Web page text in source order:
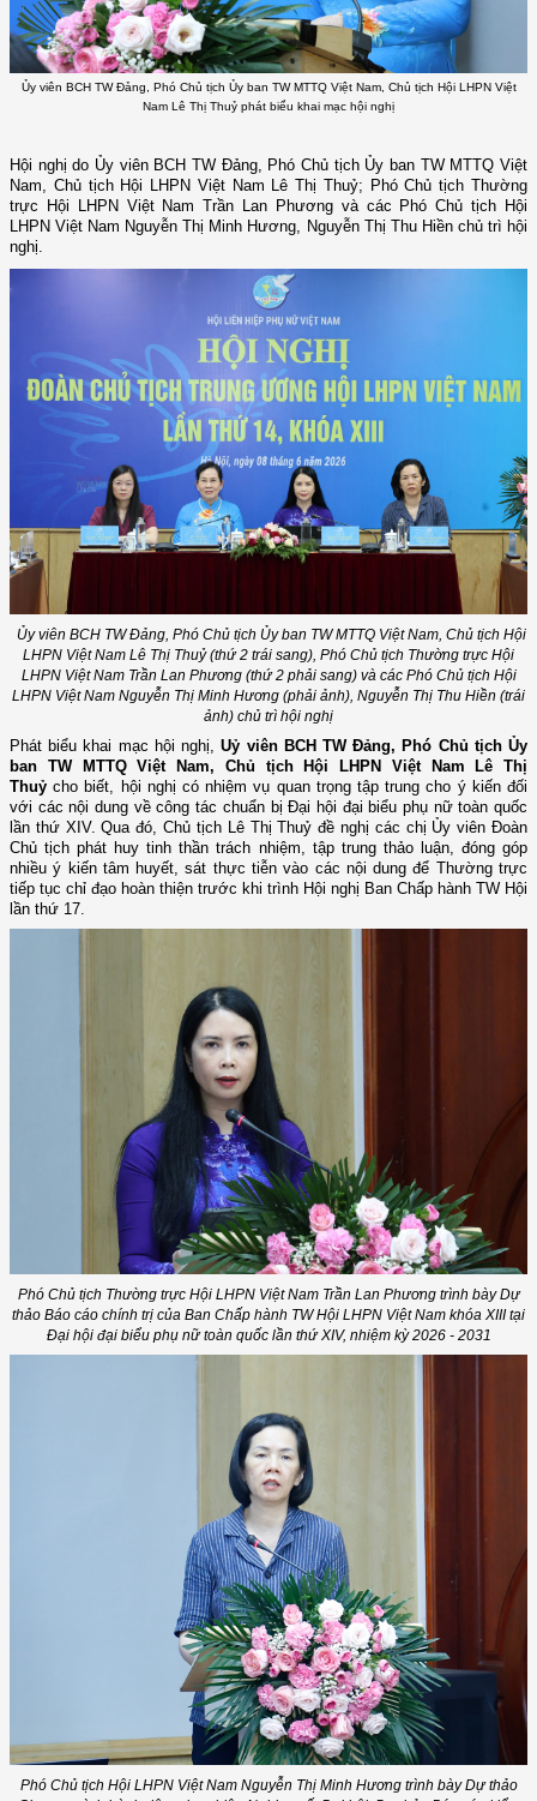
Ủy viên BCH TW Đảng, Phó Chủ tịch Ủy ban TW MTTQ Việt Nam, Chủ tịch Hội LHPN Việt
Nam Lê Thị Thuỷ phát biểu khai mạc hội nghị
Hội nghị do Ủy viên BCH TW Đảng, Phó Chủ tịch Ủy ban TW MTTQ Việt
Nam, Chủ tịch Hội LHPN Việt Nam Lê Thị Thuỷ; Phó Chủ tịch Thường
trực Hội LHPN Việt Nam Trần Lan Phương và các Phó Chủ tịch Hội
LHPN Việt Nam Nguyễn Thị Minh Hương, Nguyễn Thị Thu Hiền chủ trì hội
nghị.
Ủy viên BCH TW Đảng, Phó Chủ tịch Ủy ban TW MTTQ Việt Nam, Chủ tịch Hội
LHPN Việt Nam Lê Thị Thuỷ (thứ 2 trái sang), Phó Chủ tịch Thường trực Hội
LHPN Việt Nam Trần Lan Phương (thứ 2 phải sang) và các Phó Chủ tịch Hội
LHPN Việt Nam Nguyễn Thị Minh Hương (phải ảnh), Nguyễn Thị Thu Hiền (trái
ảnh) chủ trì hội nghị
Phát biểu khai mạc hội nghị,Uỷ viên BCH TW Đảng, Phó Chủ tịch Ủy
ban TW MTTQ Việt Nam, Chủ tịch Hội LHPN Việt Nam Lê Thị
Thuỷ cho biết, hội nghị có nhiệm vụ quan trọng tập trung cho ý kiến đối
với các nội dung về công tác chuẩn bị Đại hội đại biểu phụ nữ toàn quốc
lần thứ XIV. Qua đó, Chủ tịch Lê Thị Thuỷ đề nghị các chị Ủy viên Đoàn
Chủ tịch phát huy tinh thần trách nhiệm, tập trung thảo luận, đóng góp
nhiều ý kiến tâm huyết, sát thực tiễn vào các nội dung để Thường trực
tiếp tục chỉ đạo hoàn thiện trước khi trình Hội nghị Ban Chấp hành TW Hội
lần thứ 17.
Phó Chủ tịch Thường trực Hội LHPN Việt Nam Trần Lan Phương trình bày Dự
thảo Báo cáo chính trị của Ban Chấp hành TW Hội LHPN Việt Nam khóa XIII tại
Đại hội đại biểu phụ nữ toàn quốc lần thứ XIV, nhiệm kỳ 2026 - 2031
Phó Chủ tịch Hội LHPN Việt Nam Nguyễn Thị Minh Hương trình bày Dự thảo